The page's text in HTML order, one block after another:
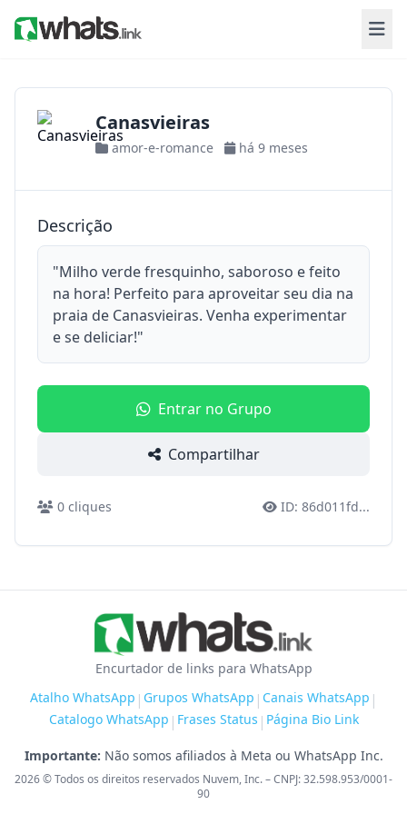
Canasvieiras
amor-e-romance há 9 meses
Descrição
"Milho verde fresquinho, saboroso e feito
na hora! Perfeito para aproveitar seu dia na
praia de Canasvieiras. Venha experimentar
e se deliciar!"
Entrar no Grupo
Compartilhar
0 cliques ID: 86d011fd...
Encurtador de links para WhatsApp
Atalho WhatsApp | Grupos WhatsApp | Canais WhatsApp |
Catalogo WhatsApp | Frases Status | Página Bio Link
Importante: Não somos afiliados à Meta ou WhatsApp Inc.
2026© Todos os direitos reservados Nuvem, Inc. – CNPJ: 32.598.953/0001-
90